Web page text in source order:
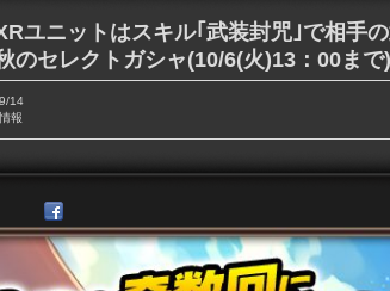
ユニットはスキル｢武装封咒｣で相手
のセレクトガシャ(10/6(火)13：00まで)
14
報